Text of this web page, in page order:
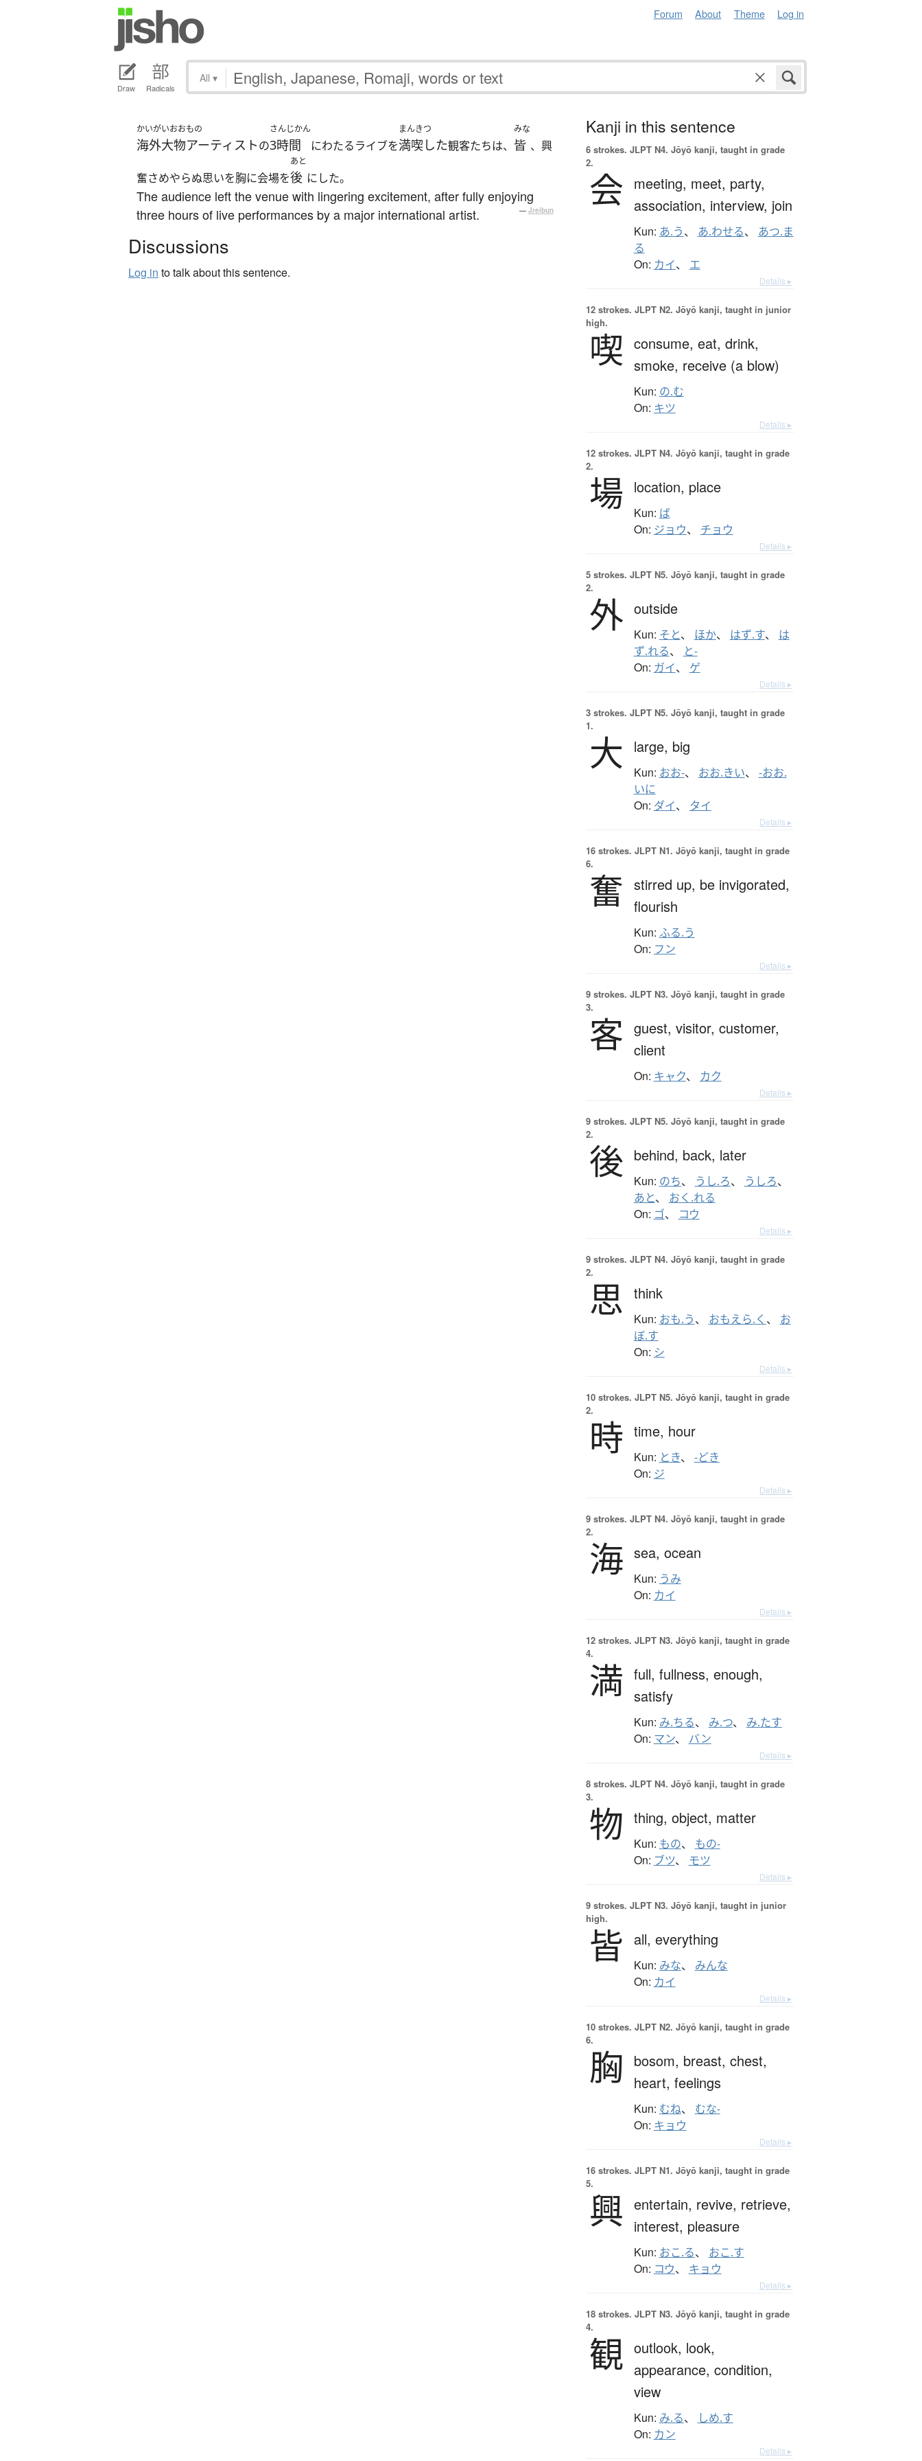
Forum About Theme Log in
Draw Radicals
All ▾
かいがいおおもの
海外大物アーティストの
さんじかん
3時間 にわたるライブを
まんきつ
満喫した観客たちは、
みな
皆 、興
奮さめやらぬ思いを胸に会場を
あと
後 にした。
The audience left the venue with lingering excitement, after fully enjoying
three hours of live performances by a major international artist.
— Jreibun
Discussions
Log in to talk about this sentence.
Kanji in this sentence
6 strokes. JLPT N4. Jōyō kanji, taught in grade
2.
会 meeting, meet, party,
association, interview, join
Kun: あ.う、 あ.わせる、 あつ.ま
る
On: カイ、 エ
Details ▸
12 strokes. JLPT N2. Jōyō kanji, taught in junior
high.
喫 consume, eat, drink,
smoke, receive (a blow)
Kun: の.む
On: キツ
Details ▸
12 strokes. JLPT N4. Jōyō kanji, taught in grade
2.
場 location, place
Kun: ば
On: ジョウ、 チョウ
Details ▸
5 strokes. JLPT N5. Jōyō kanji, taught in grade
2.
外 outside
Kun: そと、 ほか、 はず.す、 は
ず.れる、 と-
On: ガイ、 ゲ
Details ▸
3 strokes. JLPT N5. Jōyō kanji, taught in grade
1.
大 large, big
Kun: おお-、 おお.きい、 -おお.
いに
On: ダイ、 タイ
Details ▸
16 strokes. JLPT N1. Jōyō kanji, taught in grade
6.
奮 stirred up, be invigorated,
flourish
Kun: ふる.う
On: フン
Details ▸
9 strokes. JLPT N3. Jōyō kanji, taught in grade
3.
客 guest, visitor, customer,
client
On: キャク、 カク
Details ▸
9 strokes. JLPT N5. Jōyō kanji, taught in grade
2.
後 behind, back, later
Kun: のち、 うし.ろ、 うしろ、
あと、 おく.れる
On: ゴ、 コウ
Details ▸
9 strokes. JLPT N4. Jōyō kanji, taught in grade
2.
思 think
Kun: おも.う、 おもえら.く 、 お
ぼ.す
On: シ
Details ▸
10 strokes. JLPT N5. Jōyō kanji, taught in grade
2.
時 time, hour
Kun: とき、 -どき
On: ジ
Details ▸
9 strokes. JLPT N4. Jōyō kanji, taught in grade
2.
海 sea, ocean
Kun: うみ
On: カイ
Details ▸
12 strokes. JLPT N3. Jōyō kanji, taught in grade
4.
満 full, fullness, enough,
satisfy
Kun: み.ちる、 み.つ、 み.たす
On: マン、 バン
Details ▸
8 strokes. JLPT N4. Jōyō kanji, taught in grade
3.
物 thing, object, matter
Kun: もの、 もの-
On: ブツ、 モツ
Details ▸
9 strokes. JLPT N3. Jōyō kanji, taught in junior
high.
皆 all, everything
Kun: みな、 みんな
On: カイ
Details ▸
10 strokes. JLPT N2. Jōyō kanji, taught in grade
6.
胸 bosom, breast, chest,
heart, feelings
Kun: むね、 むな-
On: キョウ
Details ▸
16 strokes. JLPT N1. Jōyō kanji, taught in grade
5.
興 entertain, revive, retrieve,
interest, pleasure
Kun: おこ.る、 おこ.す
On: コウ、 キョウ
Details ▸
18 strokes. JLPT N3. Jōyō kanji, taught in grade
4.
観 outlook, look,
appearance, condition,
view
Kun: み.る、 しめ.す
On: カン
Details ▸